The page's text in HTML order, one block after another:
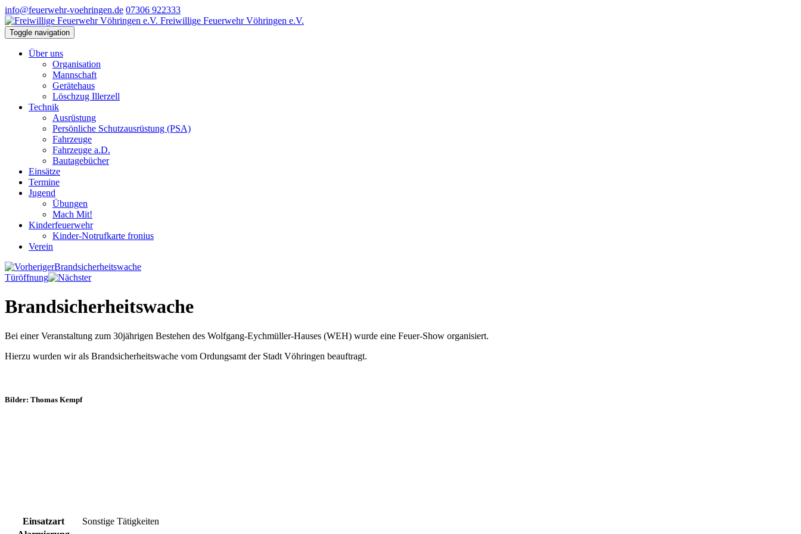
info@feuerwehr-voehringen.de 07306 922333
Freiwillige Feuerwehr Vöhringen e.V.
Toggle navigation
Über uns
Organisation
Mannschaft
Gerätehaus
Löschzug Illerzell
Technik
Ausrüstung
Persönliche Schutzausrüstung (PSA)
Fahrzeuge
Fahrzeuge a.D.
Bautagebücher
Einsätze
Termine
Jugend
Übungen
Mach Mit!
Kinderfeuerwehr
Kinder-Notrufkarte fronius
Verein
Brandsicherheitswache
Türöffnung
Brandsicherheitswache
Bei einer Veranstaltung zum 30jährigen Bestehen des Wolfgang-Eychmüller-Hauses (WEH) wurde eine Feuer-Show organisiert.
Hierzu wurden wir als Brandsicherheitswache vom Ordungsamt der Stadt Vöhringen beauftragt.
Bilder: Thomas Kempf
Einsatzart
Sonstige Tätigkeiten